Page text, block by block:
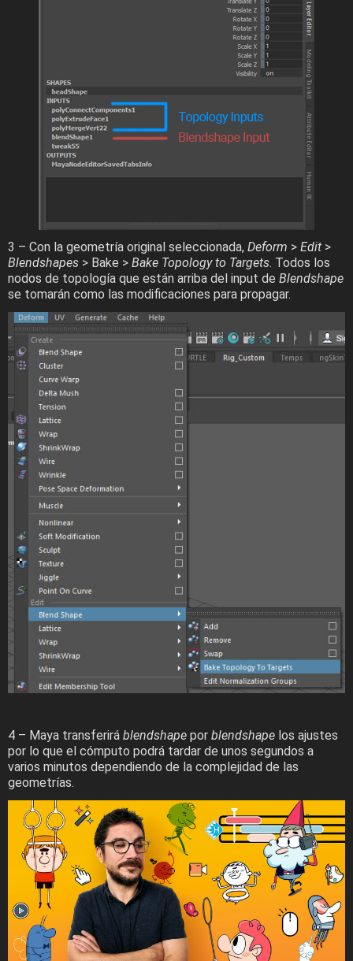
3 – Con la geometría original seleccionada, Deform > Edit >
Blendshapes > Bake > Bake Topology to Targets. Todos los
nodos de topología que están arriba del input de Blendshape
se tomarán como las modificaciones para propagar.
4 – Maya transferirá blendshape por blendshape los ajustes
por lo que el cómputo podrá tardar de unos segundos a
varios minutos dependiendo de la complejidad de las
geometrías.